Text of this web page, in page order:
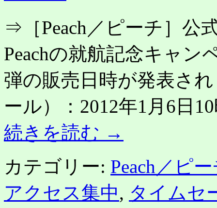
25
日
6
月
日
の
チ
ケ
ト
予
販
売
開
始、
⇒［Peach／ピーチ］公
Peachの就航記念キャン
弾の販売日時が発表さ
ール）：2012年1月6日
続きを読む →
カテゴリー: Peach／ピ
アクセス集中, タイムセ